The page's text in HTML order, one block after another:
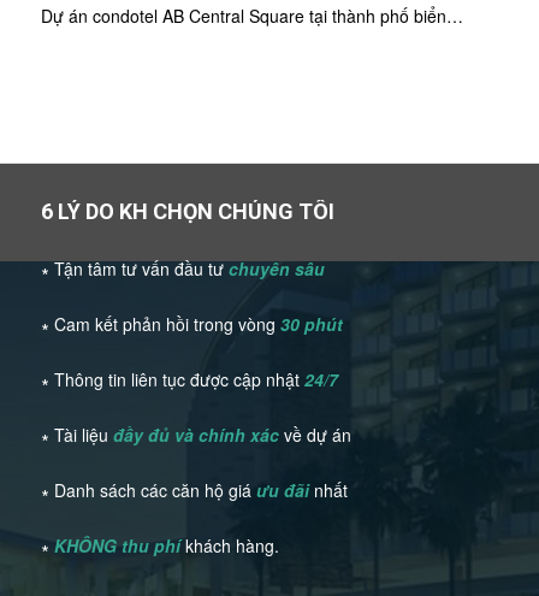
Dự án condotel AB Central Square tại thành phố biển…
6 LÝ DO KH CHỌN CHÚNG TÔI
∗ Tận tâm tư vấn đầu tưchuyên sâu
∗ Cam kết phản hồi trong vòng 30 phút
∗ Thông tin liên tục được cập nhật 24/7
∗ Tài liệu đầy đủ và chính xácvề dự án
∗ Danh sách các căn hộ giá ưu đãinhất
∗ KHÔNG thu phíkhách hàng.